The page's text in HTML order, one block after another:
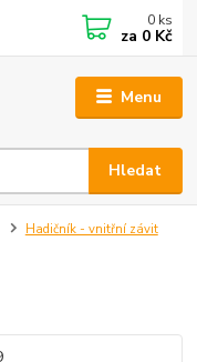
Menu
Hledat
0 ks
za 0 Kč
Hadičník - vnitřní závit